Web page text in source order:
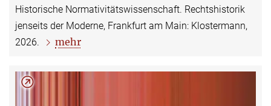
Historische Normativitätswissenschaft. Rechtshistorik
jenseits der Moderne, Frankfurt am Main: Klostermann,
2026.
mehr